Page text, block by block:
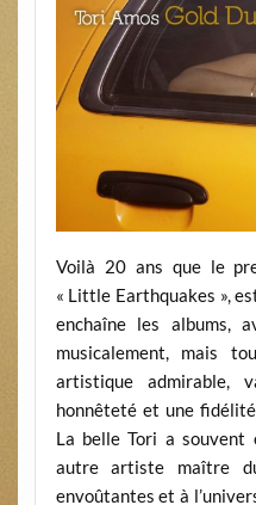
Voilà 20 ans que le
« Little Earthquakes »,
enchaîne les albums,
musicalement, mais
artistique admirable,
honnêteté et une
La belle Tori a souvent
autre artiste maître
envoûtantes et à